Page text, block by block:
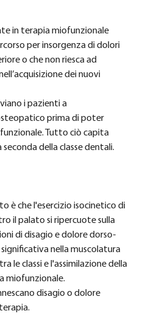
in terapia miofunzionale
per insorgenza di dolori
o che non riesca ad
dei nuovi
i pazienti a
prima di poter
Tutto ciò capita
della classe dentali.
è che l'esercizio isocinetico di
il palato si ripercuote sulla
di disagio e dolore dorso-
nella muscolatura
le classi e l'assimilazione della
miofunzionale.
disagio o dolore